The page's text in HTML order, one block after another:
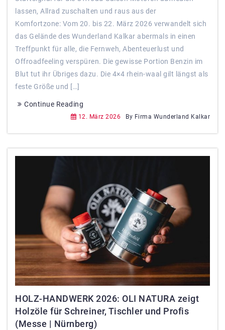
lassen, Allrad zuschalten und raus aus der
Komfortzone: Vom 20. bis 22. März 2026 verwandelt sich
das Gelände des Wunderland Kalkar abermals in einen
Treffpunkt für alle, die Fernweh, Abenteuerlust und
Offroadfeeling verspüren. Die gewisse Portion Benzin im
Blut tut ihr Übriges dazu. Die 4×4 rhein-waal gilt längst als
feste Größe und […]
Continue Reading
12. März 2026 By Firma Wunderland Kalkar
HOLZ-HANDWERK 2026: OLI NATURA zeigt
Holzöle für Schreiner, Tischler und Profis
(Messe | Nürnberg)